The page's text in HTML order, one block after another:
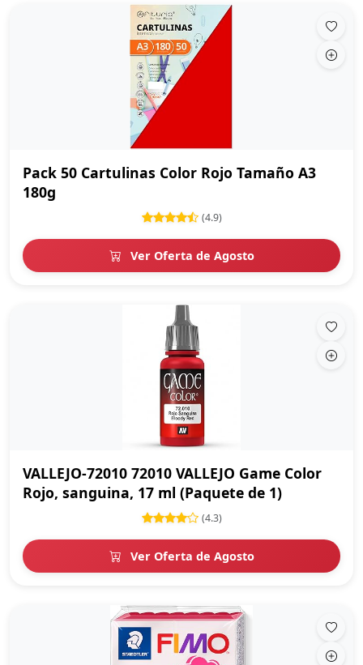
Pack 50 Cartulinas Color Rojo Tamaño A3
180g
(4.9)
Ver Oferta de Agosto
VALLEJO-72010 72010 VALLEJO Game Color
Rojo, sanguina, 17 ml (Paquete de 1)
(4.3)
Ver Oferta de Agosto